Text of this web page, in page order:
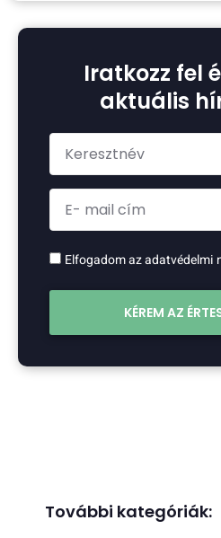
Iratkozz fel
aktuális
Elfogadom az adatvédelmi
KÉREM AZ
További kategóriák: